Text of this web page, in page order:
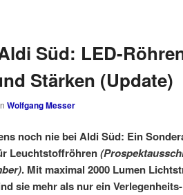
Süd: LED-
Stärken (Update)
Wolfgang Messer
noch nie bei Aldi Süd: Ein
Leuchtstoffröhren
. Mit maximal 2000 Lumen
sie mehr als nur ein